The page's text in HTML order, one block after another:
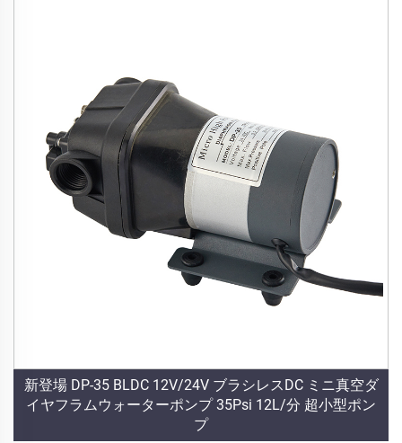
新登場 DP-35 BLDC 12V/24V ブラシレスDC ミニ真空ダ
イヤフラムウォーターポンプ 35Psi 12L/分 超小型ポン
プ